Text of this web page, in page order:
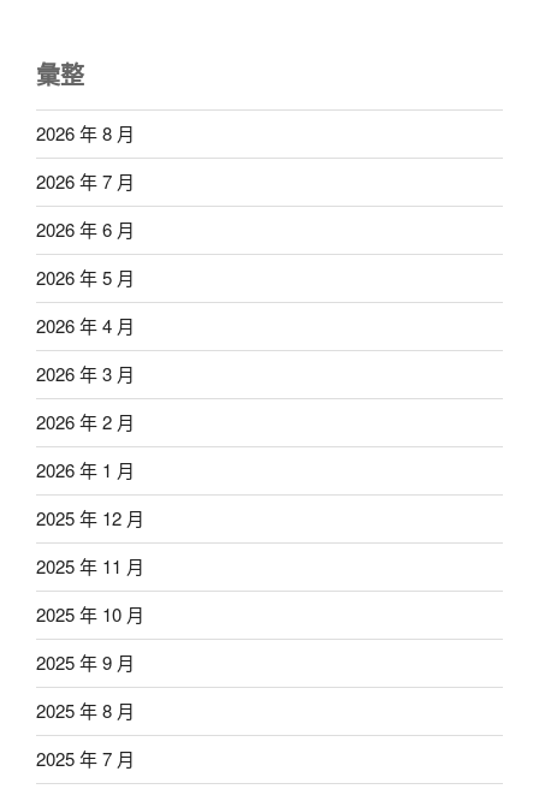
彙整
2026 年 8 月
2026 年 7 月
2026 年 6 月
2026 年 5 月
2026 年 4 月
2026 年 3 月
2026 年 2 月
2026 年 1 月
2025 年 12 月
2025 年 11 月
2025 年 10 月
2025 年 9 月
2025 年 8 月
2025 年 7 月